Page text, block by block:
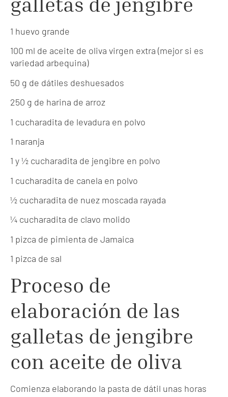
1 huevo grande
100 ml de aceite de oliva virgen extra (mejor si es
variedad arbequina)
50 g de dátiles deshuesados
250 g de harina de arroz
1 cucharadita de levadura en polvo
1 naranja
1 y ½ cucharadita de jengibre en polvo
1 cucharadita de canela en polvo
½ cucharadita de nuez moscada rayada
¼ cucharadita de clavo molido
1 pizca de pimienta de Jamaica
1 pizca de sal
Proceso de
elaboración de las
galletas de jengibre
con aceite de oliva
Comienza elaborando la pasta de dátil unas horas